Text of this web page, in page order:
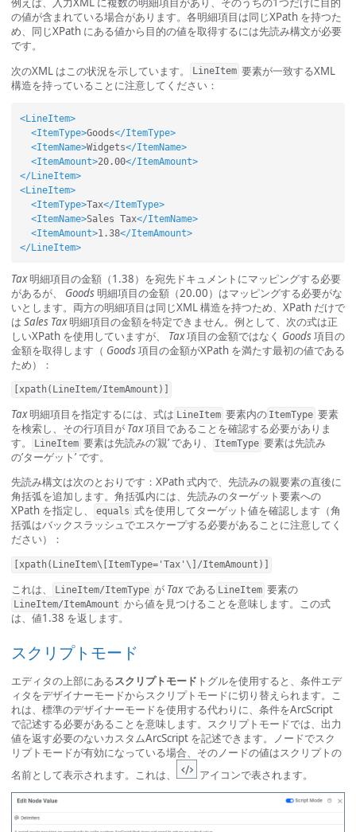
の値が含まれている場合があります。各明細項目は同じXPath を持つた
め、同じXPath にある値から目的の値を取得するには先読み構文が必要
です。
次のXML はこの状況を示しています。
LineItem 要素が一致するXML
構造を持っていることに注意してください：
<LineItem>
<ItemType>Goods</ItemType>
<ItemName>Widgets</ItemName>
<ItemAmount>20.00</ItemAmount>
</LineItem>
<LineItem>
<ItemType>Tax</ItemType>
<ItemName>Sales Tax</ItemName>
<ItemAmount>1.38</ItemAmount>
</LineItem>
Tax明細項目の金額（1.38）を宛先ドキュメントにマッピングする必要
があるが、 Goods明細項目の金額（20.00）はマッピングする必要がな
いとします。両方の明細項目は同じXML 構造を持つため、XPath だけで
は Sales Tax明細項目の金額を特定できません。例として、次の式は正
しいXPath を使用していますが、 Tax項目の金額ではなく Goods項目の
金額を取得します（ Goods項目の金額がXPath を満たす最初の値である
ため）：
[xpath(LineItem/ItemAmount)]
Tax明細項目を指定するには、式は LineItem 要素内の ItemType 要素
を検索し、その行項目が Tax項目であることを確認する必要がありま
す。
LineItem 要素は先読みの’親’ であり、 ItemType 要素は先読み
の’ターゲット’ です。
先読み構文は次のとおりです：XPath 式内で、先読みの親要素の直後に
角括弧を追加します。角括弧内には、先読みのターゲット要素への
XPath を指定し、
equals 式を使用してターゲット値を確認します（角
括弧はバックスラッシュでエスケープする必要があることに注意してく
ださい）：
[xpath(LineItem\[ItemType='Tax'\]/ItemAmount)]
これは、 LineItem/ItemType が Taxである LineItem 要素の
LineItem/ItemAmount から値を見つけることを意味します。この式
は、値1.38 を返します。
スクリプトモード
エディタの上部にあるスクリプトモード トグルを使用すると、条件エデ
ィタをデザイナーモードからスクリプトモードに切り替えられます。こ
れは、標準のデザイナーモードを使用する代わりに、条件をArcScript
で記述する必要があることを意味します。スクリプトモードでは、出力
値を返す必要のないカスタムArcScript を記述できます。ノードでスク
リプトモードが有効になっている場合、そのノードの値はスクリプトの
名前として表示されます。これは、
アイコンで表されます。